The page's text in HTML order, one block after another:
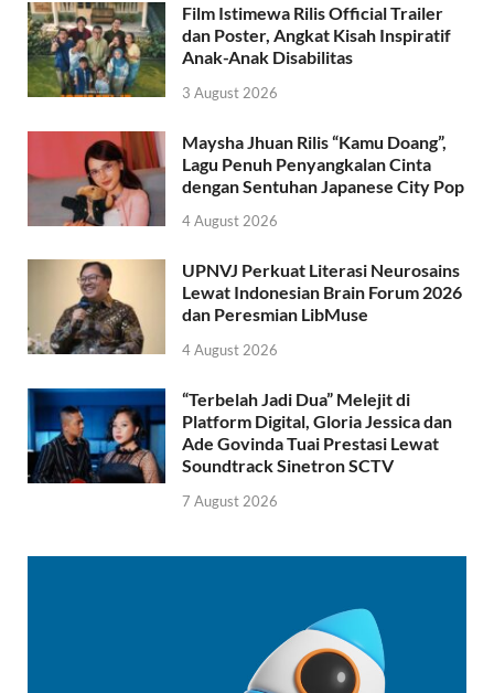
Film Istimewa Rilis Official Trailer
dan Poster, Angkat Kisah Inspiratif
Anak-Anak Disabilitas
3 August 2026
Maysha Jhuan Rilis “Kamu Doang”,
Lagu Penuh Penyangkalan Cinta
dengan Sentuhan Japanese City Pop
4 August 2026
UPNVJ Perkuat Literasi Neurosains
Lewat Indonesian Brain Forum 2026
dan Peresmian LibMuse
4 August 2026
“Terbelah Jadi Dua” Melejit di
Platform Digital, Gloria Jessica dan
Ade Govinda Tuai Prestasi Lewat
Soundtrack Sinetron SCTV
7 August 2026